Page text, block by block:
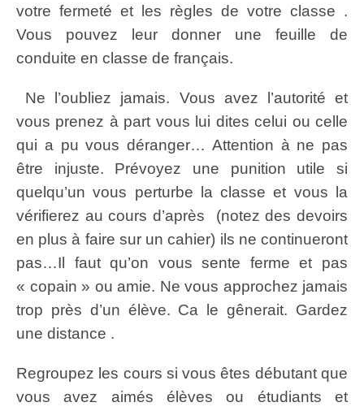
votre fermeté et les règles de votre classe .
Vous pouvez leur donner une feuille de
conduite en classe de français.
Ne l’oubliez jamais. Vous avez l’autorité et
vous prenez à part vous lui dites celui ou celle
qui a pu vous déranger… Attention à ne pas
être injuste. Prévoyez une punition utile si
quelqu’un vous perturbe la classe et vous la
vérifierez au cours d’après (notez des devoirs
en plus à faire sur un cahier) ils ne continueront
pas…Il faut qu’on vous sente ferme et pas
« copain » ou amie. Ne vous approchez jamais
trop près d’un élève. Ca le gênerait. Gardez
une distance .
Regroupez les cours si vous êtes débutant que
vous avez aimés élèves ou étudiants et